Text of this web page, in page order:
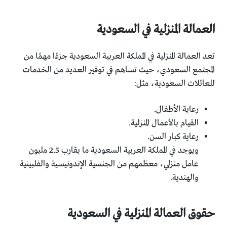
العمالة المنزلية في السعودية
تعد العمالة المنزلية في المملكة العربية السعودية جزءًا مهمًا من
المجتمع السعودي، حيث تساهم في توفير العديد من الخدمات
للعائلات السعودية، مثل:
رعاية الأطفال.
القيام بالأعمال المنزلية.
رعاية كبار السن.
ويوجد في المملكة العربية السعودية ما يقارب 2.5 مليون
عامل منزلي، معظمهم من الجنسية الإندونيسية والفلبينية
والهندية.
حقوق العمالة المنزلية في السعودية